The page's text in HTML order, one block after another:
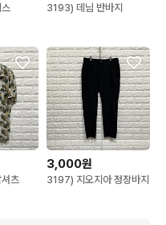
3193) 데님 반바지
츠
3,000원
3197) 지오지아 정장바지